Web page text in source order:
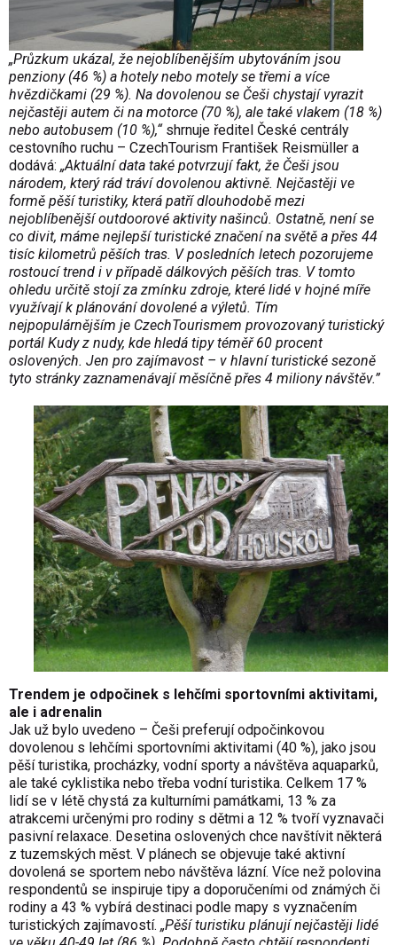
„Průzkum ukázal, že nejoblíbenějším ubytováním jsou
penziony (46 %) a hotely nebo motely se třemi a více
hvězdičkami (29 %). Na dovolenou se Češi chystají vyrazit
nejčastěji autem či na motorce (70 %), ale také vlakem (18 %)
nebo autobusem (10 %),“ shrnuje ředitel České centrály
cestovního ruchu – CzechTourism František Reismüller a
dodává: „Aktuální data také potvrzují fakt, že Češi jsou
národem, který rád tráví dovolenou aktivně. Nejčastěji ve
formě pěší turistiky, která patří dlouhodobě mezi
nejoblíbenější outdoorové aktivity našinců. Ostatně, není se
co divit, máme nejlepší turistické značení na světě a přes 44
tisíc kilometrů pěších tras. V posledních letech pozorujeme
rostoucí trend i v případě dálkových pěších tras. V tomto
ohledu určitě stojí za zmínku zdroje, které lidé v hojné míře
využívají k plánování dovolené a výletů. Tím
nejpopulárnějším je CzechTourismem provozovaný turistický
portál Kudy z nudy, kde hledá tipy téměř 60 procent
oslovených. Jen pro zajímavost – v hlavní turistické sezoně
tyto stránky zaznamenávají měsíčně přes 4 miliony návštěv.”
Trendem je odpočinek s lehčími sportovními aktivitami,
ale i adrenalin
Jak už bylo uvedeno – Češi preferují odpočinkovou
dovolenou s lehčími sportovními aktivitami (40 %), jako jsou
pěší turistika, procházky, vodní sporty a návštěva aquaparků,
ale také cyklistika nebo třeba vodní turistika. Celkem 17 %
lidí se v létě chystá za kulturními památkami, 13 % za
atrakcemi určenými pro rodiny s dětmi a 12 % tvoří vyznavači
pasivní relaxace. Desetina oslovených chce navštívit některá
z tuzemských měst. V plánech se objevuje také aktivní
dovolená se sportem nebo návštěva lázní. Více než polovina
respondentů se inspiruje tipy a doporučeními od známých či
rodiny a 43 % vybírá destinaci podle mapy s vyznačením
turistických zajímavostí. „Pěší turistiku plánují nejčastěji lidé